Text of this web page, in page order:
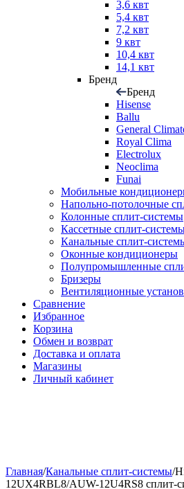
3,6 квт
5,4 квт
7,2 квт
9 квт
10,4 квт
14,1 квт
Бренд
Бренд
Hisense
Ballu
General
Royal Clima
Electrolux
Neoclima
Funai
Мобильные
Напольно-потолоч​ные
Колонные ​​сплит-системы
Кассетные сплит-
Канальные сплит-
Оконные кондиционеры
Полупромышленные
Бризеры
Вентиляционные
Сравнение
Избранное
Корзина
Обмен и возврат
Доставка и оплата
Магазины
Личный кабинет
Главная/Канальные сплит-системы/
12UX4RBL8/AUW-12U4RS8 сплит-